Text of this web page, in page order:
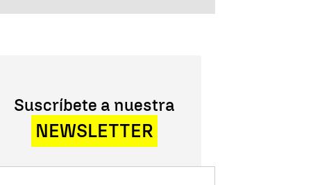
Suscríbete a nuestra
NEWSLETTER